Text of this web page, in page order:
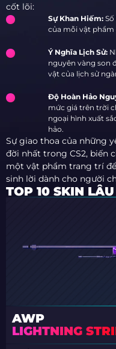
cốt lõi:
Sự Khan Hiếm:
của mỗi vật phẩm
Ý Nghĩa Lịch Sử:
nguyên vàng son
vật của lịch sử
Độ Hoàn Hảo
mức giá trên trời
ngoại hình xuất
hảo.
Sự giao thoa của những
đời nhất trong CS2, biến
một vật phẩm trang trí
sinh lời dành cho người
TOP 10 SKIN
AWP
LIGHTNING